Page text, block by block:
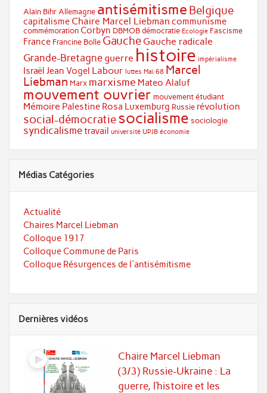
Alain Bihr Allemagne antisémitisme Belgique
capitalisme Chaire Marcel Liebman communisme
commémoration Corbyn DBMOB démocratie Ecologie Fascisme
France Francine Bolle Gauche Gauche radicale
Grande-Bretagne guerre histoire impérialisme
Israël Jean Vogel Labour luttes Mai 68 Marcel
Liebman Marx marxisme Mateo Alaluf
mouvement ouvrier mouvement étudiant
Mémoire Palestine Rosa Luxemburg Russie révolution
social-démocratiesocialisme sociologie
syndicalismetravail université UPJB économie
Médias Catégories
Actualité
Chaires Marcel Liebman
Colloque 1917
Colloque Commune de Paris
Colloque Résurgences de l'antisémitisme
Dernières vidéos
Chaire Marcel Liebman
(3/3) Russie-Ukraine : La
guerre, l’histoire et les